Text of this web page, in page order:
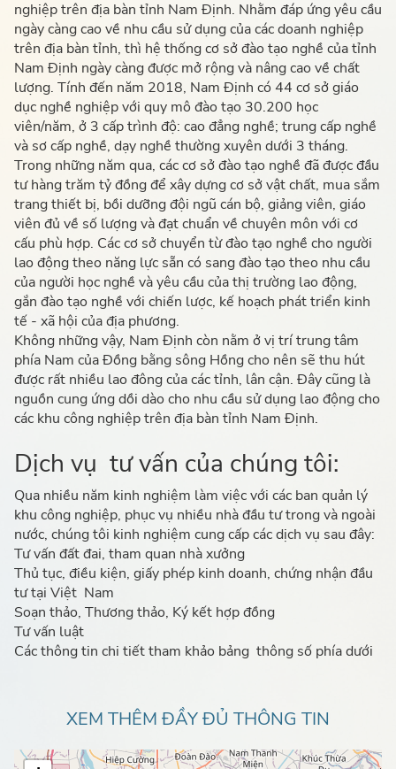
nghiệp trên địa bàn tỉnh Nam Định. Nhằm đáp ứng yêu cầu
ngày càng cao về nhu cầu sử dụng của các doanh nghiệp
trên địa bàn tỉnh, thì hệ thống cơ sở đào tạo nghề của tỉnh
Nam Định ngày càng được mở rộng và nâng cao về chất
lượng. Tính đến năm 2018, Nam Định có 44 cơ sở giáo
dục nghề nghiệp với quy mô đào tạo 30.200 học
viên/năm, ở 3 cấp trình độ: cao đẳng nghề; trung cấp nghề
và sơ cấp nghề, dạy nghề thường xuyên dưới 3 tháng.
Trong những năm qua, các cơ sở đào tạo nghề đã được đầu
tư hàng trăm tỷ đồng để xây dựng cơ sở vật chất, mua sắm
trang thiết bị, bồi dưỡng đội ngũ cán bộ, giảng viên, giáo
viên đủ về số lượng và đạt chuẩn về chuyên môn với cơ
cấu phù hợp. Các cơ sở chuyển từ đào tạo nghề cho người
lao động theo năng lực sẵn có sang đào tạo theo nhu cầu
của người học nghề và yêu cầu của thị trường lao động,
gắn đào tạo nghề với chiến lược, kế hoạch phát triển kinh
tế - xã hội của địa phương.
Không những vậy, Nam Định còn nằm ở vị trí trung tâm
phía Nam của Đồng bằng sông Hồng cho nên sẽ thu hút
được rất nhiều lao đông của các tỉnh, lân cận. Đây cũng là
nguồn cung ứng dồi dào cho nhu cầu sử dụng lao động cho
các khu công nghiệp trên địa bàn tỉnh Nam Định.
Dịch vụ tư vấn của chúng tôi:
Qua nhiều năm kinh nghiệm làm việc với các ban quản lý
khu công nghiệp, phục vụ nhiều nhà đầu tư trong và ngoài
nước, chúng tôi kinh nghiệm cung cấp các dịch vụ sau đây:
Tư vấn đất đai, tham quan nhà xưởng
Thủ tục, điều kiện, giấy phép kinh doanh, chứng nhận đầu
tư tại Việt Nam
Soạn thảo, Thương thảo, Ký kết hợp đồng
Tư vấn luật
Các thông tin chi tiết tham khảo bảng thông số phía dưới
XEM THÊM ĐẦY ĐỦ THÔNG TIN